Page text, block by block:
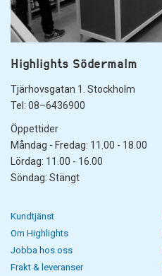
Highlights Södermalm
Tjärhovsgatan 1. Stockholm
Tel: 08–6436900
Öppettider
Måndag - Fredag: 11.00 - 18.00
Lördag: 11.00 - 16.00
Söndag: Stängt
Kundtjänst
Om Highlights
Jobba hos oss
Frakt & leveranser